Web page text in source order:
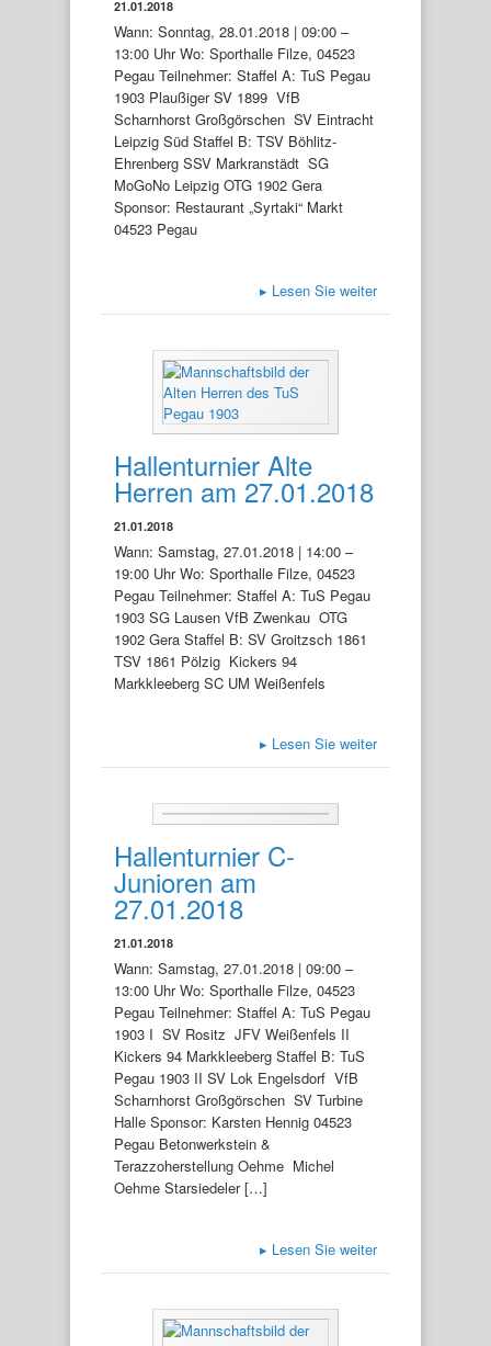
21.01.2018
Wann: Sonntag, 28.01.2018 | 09:00 –
13:00 Uhr Wo: Sporthalle Filze, 04523
Pegau Teilnehmer: Staffel A: TuS Pegau
1903 Plaußiger SV 1899 VfB
Scharnhorst Großgörschen SV Eintracht
Leipzig Süd Staffel B: TSV Böhlitz-
Ehrenberg SSV Markranstädt SG
MoGoNo Leipzig OTG 1902 Gera
Sponsor: Restaurant „Syrtaki“ Markt
04523 Pegau
▸ Lesen Sie weiter
Hallenturnier Alte
Herren am 27.01.2018
21.01.2018
Wann: Samstag, 27.01.2018 | 14:00 –
19:00 Uhr Wo: Sporthalle Filze, 04523
Pegau Teilnehmer: Staffel A: TuS Pegau
1903 SG Lausen VfB Zwenkau OTG
1902 Gera Staffel B: SV Groitzsch 1861
TSV 1861 Pölzig Kickers 94
Markkleeberg SC UM Weißenfels
▸ Lesen Sie weiter
Hallenturnier C-
Junioren am
27.01.2018
21.01.2018
Wann: Samstag, 27.01.2018 | 09:00 –
13:00 Uhr Wo: Sporthalle Filze, 04523
Pegau Teilnehmer: Staffel A: TuS Pegau
1903 I SV Rositz JFV Weißenfels II
Kickers 94 Markkleeberg Staffel B: TuS
Pegau 1903 II SV Lok Engelsdorf VfB
Scharnhorst Großgörschen SV Turbine
Halle Sponsor: Karsten Hennig 04523
Pegau Betonwerkstein &
Terazzoherstellung Oehme Michel
Oehme Starsiedeler […]
▸ Lesen Sie weiter